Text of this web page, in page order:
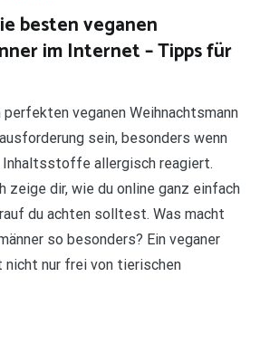
besten veganen
im Internet – Tipps für
perfekten veganen Weihnachtsmann
sein, besonders wenn
allergisch reagiert.
zeige dir, wie du online ganz einfach
du achten solltest. Was macht
so besonders? Ein veganer
nicht nur frei von tierischen